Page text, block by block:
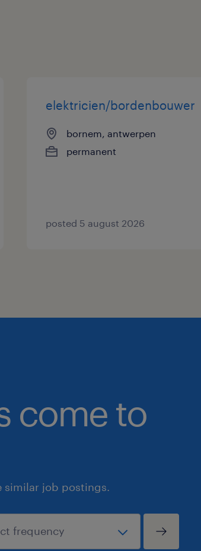
elektricien/bordenbouwer
bornem, antwerpen
permanent
posted 5 august 2026
come to
similar job postings.